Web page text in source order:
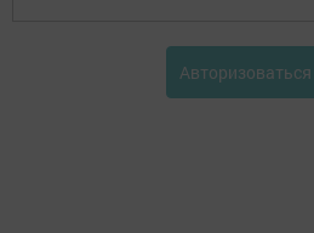
Авторизоваться